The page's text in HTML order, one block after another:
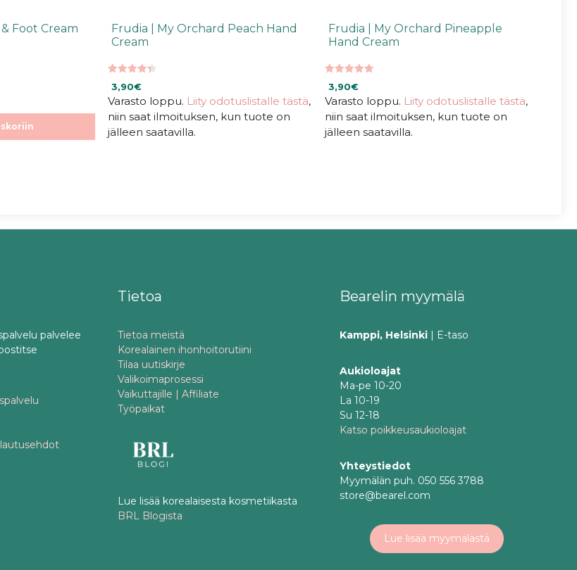
Foot Cream
Frudia | My Orchard Peach Hand
Cream
5:stä
3,90€
Varasto loppu. Liity odotuslistalle tästä,
niin saat ilmoituksen, kun tuote on
jälleen saatavilla.
Frudia | My Orchard Pineapple
Hand Cream
5:stä
3,90€
Varasto loppu. Liity odotuslistalle tästä,
niin saat ilmoituksen, kun tuote on
jälleen saatavilla.
palvelee
Tietoa
Tietoa meistä
Korealainen ihonhoitorutiini
Tilaa uutiskirje
Valikoimaprosessi
Vaikuttajille | Affiliate
Työpaikat
Lue lisää korealaisesta kosmetiikasta
BRL Blogista
Bearelin myymälä
Kamppi, Helsinki | E-taso
Aukioloajat
Ma-pe 10-20
La 10-19
Su 12-18
Katso poikkeusaukioloajat
Yhteystiedot
Myymälän puh. 050 556 3788
store@bearel.com
Lue lisää myymälästä